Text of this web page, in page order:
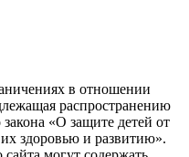
в отношении
распространению
«О защите детей от
здоровью и развитию».